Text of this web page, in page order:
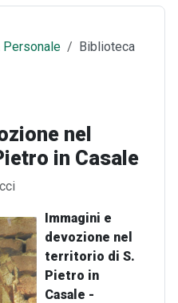
Personale Biblioteca
nel
in Casale
Immagini e
devozione nel
territorio di S.
Pietro in
Casale -